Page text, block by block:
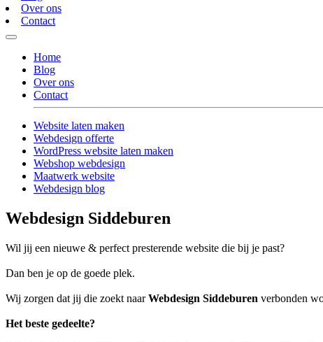
Over ons
Contact
Home
Blog
Over ons
Contact
Website laten maken
Webdesign offerte
WordPress website laten maken
Webshop webdesign
Maatwerk website
Webdesign blog
Webdesign Siddeburen
Wil jij een nieuwe & perfect presterende website die bij je past?
Dan ben je op de goede plek.
Wij zorgen dat jij die zoekt naarWebdesign Siddeburen verbonden
Het beste gedeelte?